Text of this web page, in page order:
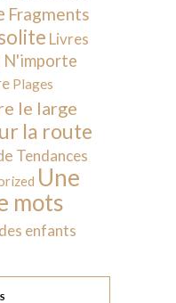
Fragments
Livres
N'importe
Plages
le large
la route
Tendances
Une
mots
enfants